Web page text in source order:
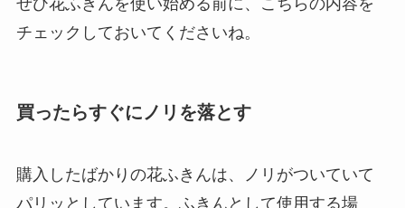
チェックしておいてくださいね。
買ったらすぐにノリを落とす
購入したばかりの花ふきんは、ノリがついていて
パリッとしています。 ふきんとして使用する場